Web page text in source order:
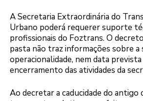
A Secretaria Extraordinária do
Urbano poderá requerer suporte
profissionais do Foztrans. O
pasta não traz informações sobre a
operacionalidade, nem data
encerramento das atividades da
Ao decretar a caducidade do